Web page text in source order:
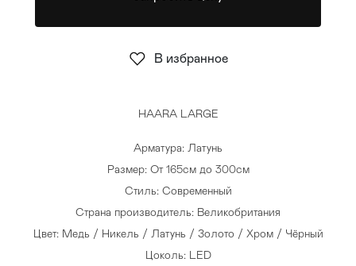
Стулья >
HAARA LARGE
Арматура: Латунь
Размер: От 165см до 300см
Стиль: Современный
Страна производитель: Великобритания
Цвет: Медь / Никель / Латунь / Золото / Хром / Чёрный
Цоколь: LED
В избранное